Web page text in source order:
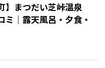
】まつだい芝峠温泉
ミ｜露天風呂・夕食・